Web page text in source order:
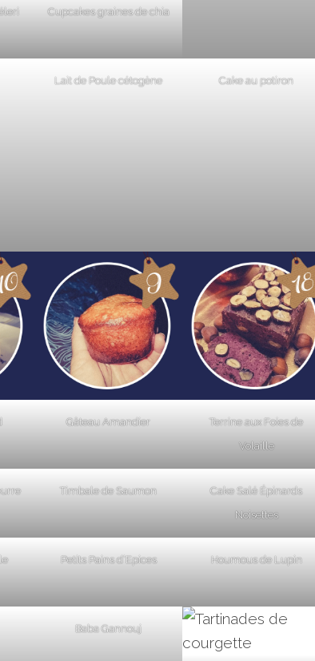
Cupcakes graines de chia
Lait de Poule cétogène Cake au potiron
Gâteau Amandier
Terrine aux Foies de
Volaille
Timbale de Saumon
Cake Salé Épinards
Noisettes
Petits Pains d’Epices Houmous de Lupin
Baba Gannouj